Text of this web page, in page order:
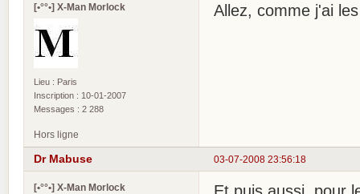
[•°°•] X-Man Morlock
Lieu : Paris
Inscription : 10-01-2007
Messages : 2 288
Allez, comme j'ai
Hors ligne
03-07-2008 23:56:18
Dr Mabuse
[•°°•] X-Man Morlock